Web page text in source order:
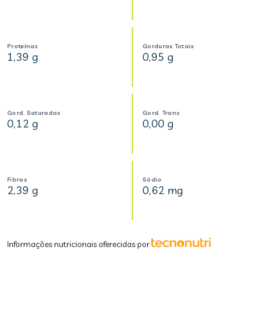
Proteínas
1,39 g
Gorduras Totais
0,95 g
Gord. Saturadas
0,12 g
Gord. Trans
0,00 g
Fibras
2,39 g
Sódio
0,62 mg
Informações nutricionais oferecidas por